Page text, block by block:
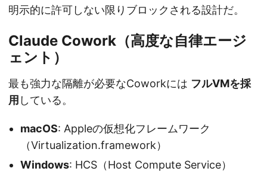
明示的に許可しない限りブロックされる設計だ。
Claude Cowork（高度な自律エージ
ェント）
最も強力な隔離が必要なCoworkには フルVMを採
用 している。
macOS: Appleの仮想化フレームワーク
（Virtualization.framework）
Windows: HCS（Host Compute Service）